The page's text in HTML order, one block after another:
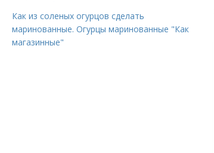
Как из соленых огурцов сделать
маринованные. Огурцы маринованные "Как
магазинные"